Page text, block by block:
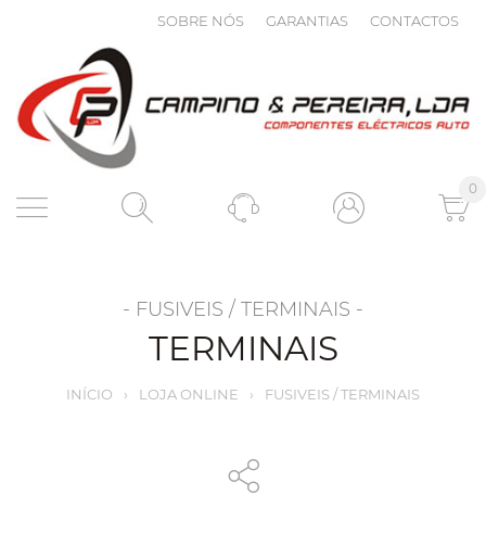
SOBRE NÓS GARANTIAS CONTACTOS
0
- FUSIVEIS / TERMINAIS -
TERMINAIS
INÍCIO › LOJA ONLINE › FUSIVEIS / TERMINAIS